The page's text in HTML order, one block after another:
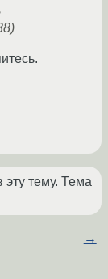
тему. Тема
→